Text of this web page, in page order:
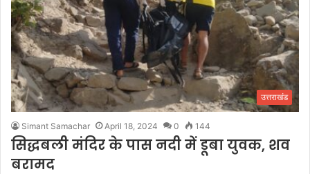
उत्तराखंड
Simant Samachar April 18, 2024 0 144
सिद्धबली मंदिर के पास नदी में डूबा युवक, शव
बरामद